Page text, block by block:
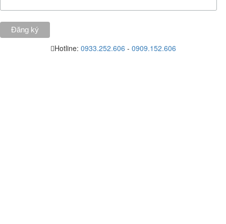
Hotline: 0933.252.606 - 0909.152.606